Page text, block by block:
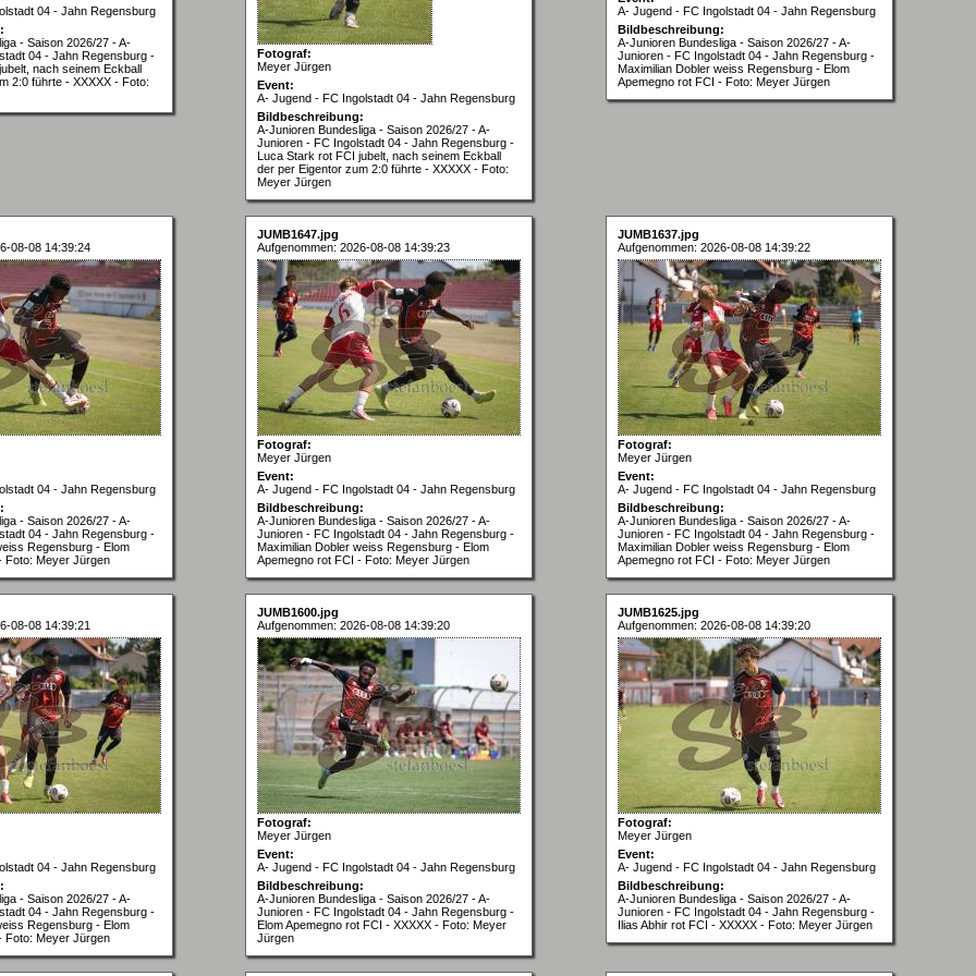
04 - Jahn Regensburg
- Saison 2026/27 - A-
04 - Jahn Regensburg -
nach seinem Eckball
2:0 führte - XXXXX - Foto:
Fotograf:
Meyer Jürgen
Event:
A- Jugend - FC Ingolstadt 04 - Jahn Regensburg
Bildbeschreibung:
A-Junioren Bundesliga - Saison 2026/27 - A-
Junioren - FC Ingolstadt 04 - Jahn Regensburg -
Luca Stark rot FCI jubelt, nach seinem Eckball
der per Eigentor zum 2:0 führte - XXXXX - Foto:
Meyer Jürgen
A- Jugend - FC Ingolstadt 04 - Jahn Regensburg
Bildbeschreibung:
A-Junioren Bundesliga - Saison 2026/27 - A-
Junioren - FC Ingolstadt 04 - Jahn Regensburg -
Maximilian Dobler weiss Regensburg - Elom
Apemegno rot FCI - Foto: Meyer Jürgen
08-08 14:39:24
04 - Jahn Regensburg
- Saison 2026/27 - A-
04 - Jahn Regensburg -
Regensburg - Elom
Foto: Meyer Jürgen
JUMB1647.jpg
Aufgenommen: 2026-08-08 14:39:23
Fotograf:
Meyer Jürgen
Event:
A- Jugend - FC Ingolstadt 04 - Jahn Regensburg
Bildbeschreibung:
A-Junioren Bundesliga - Saison 2026/27 - A-
Junioren - FC Ingolstadt 04 - Jahn Regensburg -
Maximilian Dobler weiss Regensburg - Elom
Apemegno rot FCI - Foto: Meyer Jürgen
JUMB1637.jpg
Aufgenommen: 2026-08-08 14:39:22
Fotograf:
Meyer Jürgen
Event:
A- Jugend - FC Ingolstadt 04 - Jahn Regensburg
Bildbeschreibung:
A-Junioren Bundesliga - Saison 2026/27 - A-
Junioren - FC Ingolstadt 04 - Jahn Regensburg -
Maximilian Dobler weiss Regensburg - Elom
Apemegno rot FCI - Foto: Meyer Jürgen
08-08 14:39:21
04 - Jahn Regensburg
- Saison 2026/27 - A-
04 - Jahn Regensburg -
Regensburg - Elom
Foto: Meyer Jürgen
JUMB1600.jpg
Aufgenommen: 2026-08-08 14:39:20
Fotograf:
Meyer Jürgen
Event:
A- Jugend - FC Ingolstadt 04 - Jahn Regensburg
Bildbeschreibung:
A-Junioren Bundesliga - Saison 2026/27 - A-
Junioren - FC Ingolstadt 04 - Jahn Regensburg -
Elom Apemegno rot FCI - XXXXX - Foto: Meyer
Jürgen
JUMB1625.jpg
Aufgenommen: 2026-08-08 14:39:20
Fotograf:
Meyer Jürgen
Event:
A- Jugend - FC Ingolstadt 04 - Jahn Regensburg
Bildbeschreibung:
A-Junioren Bundesliga - Saison 2026/27 - A-
Junioren - FC Ingolstadt 04 - Jahn Regensburg -
Ilias Abhir rot FCI - XXXXX - Foto: Meyer Jürgen